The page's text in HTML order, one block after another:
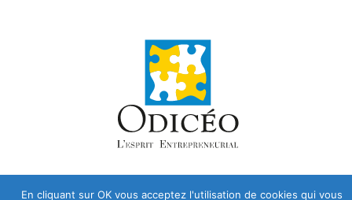
En cliquant sur OK vous acceptez l'utilisation de cookies qui vous